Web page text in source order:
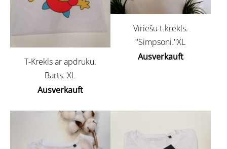
T-Krekls ar apdruku.
Bārts. XL
Ausverkauft
Vīriešu t-krekls.
''Simpsoni.''XL
Ausverkauft